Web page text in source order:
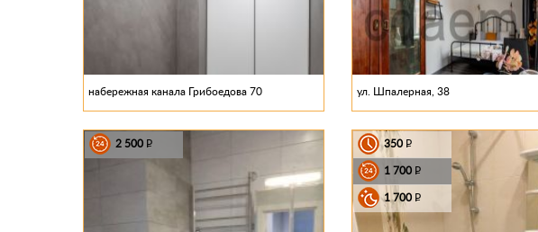
набережная канала Грибоедова 70 ул. Шпалерная, 38
2 500 P 350 P
1 700 P
1 700 P